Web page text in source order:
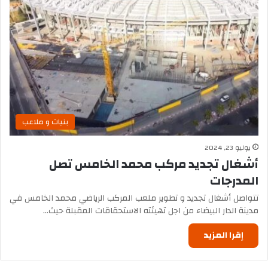
بنيات و ملاعب
يوليو 23, 2024
أشغال تجديد مركب محمد الخامس تصل
المدرجات
تتواصل أشغال تجديد و تطوير ملعب المركب الرياضي محمد الخامس في
مدينة الدار البيضاء من اجل تهيئته الاستحقاقات المقبلة حيث…
إقرا المزيد